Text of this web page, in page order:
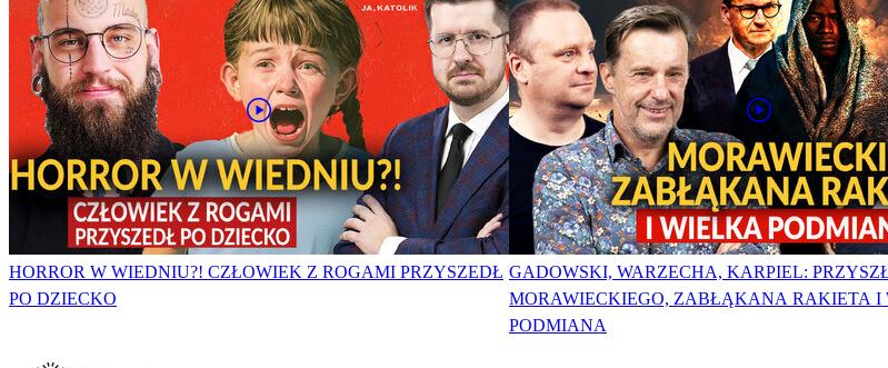
HORROR W WIEDNIU?! CZŁOWIEK Z ROGAMI PRZYSZEDŁ
PO DZIECKO
GADOWSKI, WARZECHA, KARPIEL:
MORAWIECKIEGO, ZABŁĄKANA RAKIETA I
PODMIANA